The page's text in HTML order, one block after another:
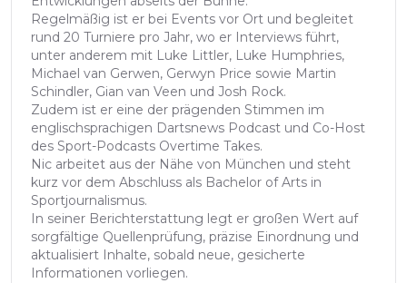
Regelmäßig ist er bei Events vor Ort und begleitet
rund 20 Turniere pro Jahr, wo er Interviews führt,
unter anderem mit Luke Littler, Luke Humphries,
Michael van Gerwen, Gerwyn Price sowie Martin
Schindler, Gian van Veen und Josh Rock.
Zudem ist er eine der prägenden Stimmen im
englischsprachigen Dartsnews Podcast und Co-Host
des Sport-Podcasts Overtime Takes.
Nic arbeitet aus der Nähe von München und steht
kurz vor dem Abschluss als Bachelor of Arts in
Sportjournalismus.
In seiner Berichterstattung legt er großen Wert auf
sorgfältige Quellenprüfung, präzise Einordnung und
aktualisiert Inhalte, sobald neue, gesicherte
Informationen vorliegen.